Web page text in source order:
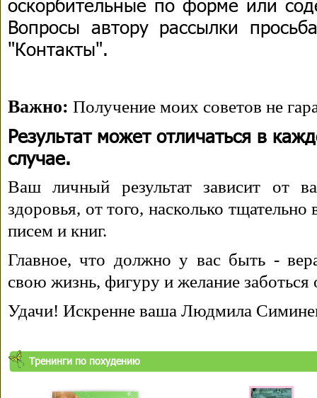
Вопросы автору рассылки
"Контакты".
Важно: Получение моих советов не
Результат может отличаться в
случае.
Ваш личный результат зависит от
здоровья, от того, насколько
писем и книг.
Главное, что должно у вас быть -
свою жизнь, фигуру и желание заботься
Удачи! Искренне ваша Людмила
Тренинги по похудению